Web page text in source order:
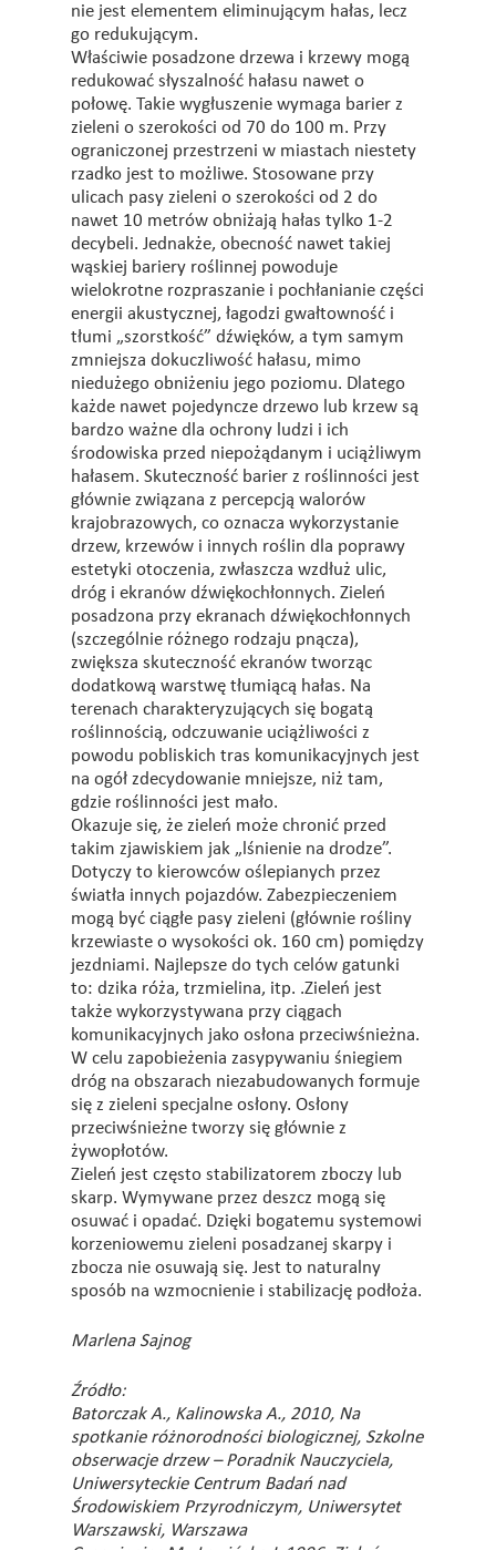
nie jest elementem eliminującym hałas, lecz
go redukującym.
Właściwie posadzone drzewa i krzewy mogą
redukować słyszalność hałasu nawet o
połowę. Takie wygłuszenie wymaga barier z
zieleni o szerokości od 70 do 100 m. Przy
ograniczonej przestrzeni w miastach niestety
rzadko jest to możliwe. Stosowane przy
ulicach pasy zieleni o szerokości od 2 do
nawet 10 metrów obniżają hałas tylko 1-2
decybeli. Jednakże, obecność nawet takiej
wąskiej bariery roślinnej powoduje
wielokrotne rozpraszanie i pochłanianie części
energii akustycznej, łagodzi gwałtowność i
tłumi „szorstkość” dźwięków, a tym samym
zmniejsza dokuczliwość hałasu, mimo
niedużego obniżeniu jego poziomu. Dlatego
każde nawet pojedyncze drzewo lub krzew są
bardzo ważne dla ochrony ludzi i ich
środowiska przed niepożądanym i uciążliwym
hałasem. Skuteczność barier z roślinności jest
głównie związana z percepcją walorów
krajobrazowych, co oznacza wykorzystanie
drzew, krzewów i innych roślin dla poprawy
estetyki otoczenia, zwłaszcza wzdłuż ulic,
dróg i ekranów dźwiękochłonnych. Zieleń
posadzona przy ekranach dźwiękochłonnych
(szczególnie różnego rodzaju pnącza),
zwiększa skuteczność ekranów tworząc
dodatkową warstwę tłumiącą hałas. Na
terenach charakteryzujących się bogatą
roślinnością, odczuwanie uciążliwości z
powodu pobliskich tras komunikacyjnych jest
na ogół zdecydowanie mniejsze, niż tam,
gdzie roślinności jest mało.
Okazuje się, że zieleń może chronić przed
takim zjawiskiem jak „lśnienie na drodze”.
Dotyczy to kierowców oślepianych przez
światła innych pojazdów. Zabezpieczeniem
mogą być ciągłe pasy zieleni (głównie rośliny
krzewiaste o wysokości ok. 160 cm) pomiędzy
jezdniami. Najlepsze do tych celów gatunki
to: dzika róża, trzmielina, itp. .Zieleń jest
także wykorzystywana przy ciągach
komunikacyjnych jako osłona przeciwśnieżna.
W celu zapobieżenia zasypywaniu śniegiem
dróg na obszarach niezabudowanych formuje
się z zieleni specjalne osłony. Osłony
przeciwśnieżne tworzy się głównie z
żywopłotów.
Zieleń jest często stabilizatorem zboczy lub
skarp. Wymywane przez deszcz mogą się
osuwać i opadać. Dzięki bogatemu systemowi
korzeniowemu zieleni posadzanej skarpy i
zbocza nie osuwają się. Jest to naturalny
sposób na wzmocnienie i stabilizację podłoża.
Marlena Sajnog
Źródło:
Batorczak A., Kalinowska A., 2010, Na
spotkanie różnorodności biologicznej, Szkolne
obserwacje drzew – Poradnik Nauczyciela,
Uniwersyteckie Centrum Badań nad
Środowiskiem Przyrodniczym, Uniwersytet
Warszawski, Warszawa